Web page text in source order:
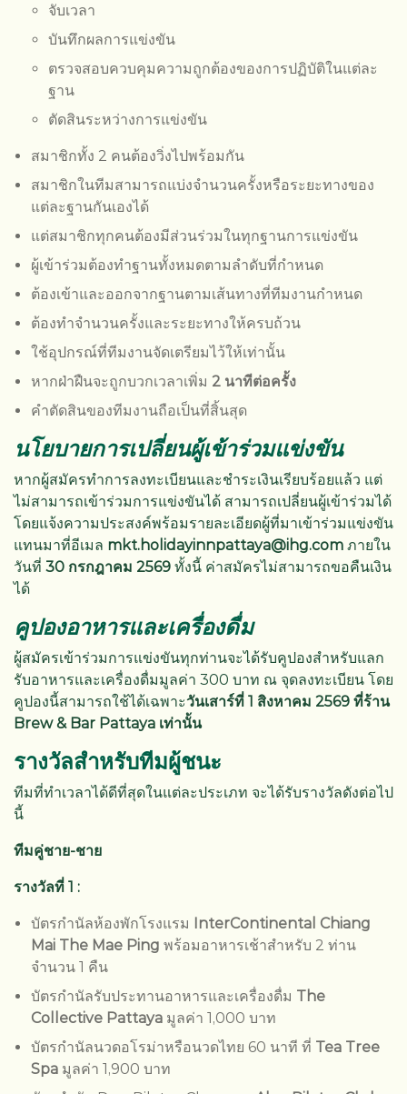
จับเวลา
บันทึกผลการแข่งขัน
ตรวจสอบควบคุมความถูกต้องของการปฏิบัติในแต่ละ
ฐาน
ตัดสินระหว่างการแข่งขัน
สมาชิกทั้ง 2 คนต้องวิ่งไปพร้อมกัน
สมาชิกในทีมสามารถแบ่งจำนวนครั้งหรือระยะทางของ
แต่ละฐานกันเองได้
แต่สมาชิกทุกคนต้องมีส่วนร่วมในทุกฐานการแข่งขัน
ผู้เข้าร่วมต้องทำฐานทั้งหมดตามลำดับที่กำหนด
ต้องเข้าและออกจากฐานตามเส้นทางที่ทีมงานกำหนด
ต้องทำจำนวนครั้งและระยะทางให้ครบถ้วน
ใช้อุปกรณ์ที่ทีมงานจัดเตรียมไว้ให้เท่านั้น
หากฝ่าฝืนจะถูกบวกเวลาเพิ่ม2 นาทีต่อครั้ง
คำตัดสินของทีมงานถือเป็นที่สิ้นสุด
นโยบายการเปลี่ยนผู้เข้าร่วมแข่งขัน
หากผู้สมัครทำการลงทะเบียนและชำระเงินเรียบร้อยแล้ว แต่
ไม่สามารถเข้าร่วมการแข่งขันได้ สามารถเปลี่ยนผู้เข้าร่วมได้
โดยแจ้งความประสงค์พร้อมรายละเอียดผู้ที่มาเข้าร่วมแข่งขัน
แทนมาที่อีเมล mkt.holidayinnpattaya@ihg.com ภายใน
วันที่ 30 กรกฎาคม 2569 ทั้งนี้ ค่าสมัครไม่สามารถขอคืนเงิน
ได้
คูปองอาหารและเครื่องดื่ม
ผู้สมัครเข้าร่วมการแข่งขันทุกท่านจะได้รับคูปองสำหรับแลก
รับอาหารและเครื่องดื่มมูลค่า 300 บาท ณ จุดลงทะเบียน โดย
คูปองนี้สามารถใช้ได้เฉพาะวันเสาร์ที่ 1 สิงหาคม 2569 ที่ร้าน
Brew & Bar Pattaya เท่านั้น
รางวัลสำหรับทีมผู้ชนะ
ทีมที่ทำเวลาได้ดีที่สุดในแต่ละประเภท จะได้รับรางวัลดังต่อไป
นี้
ทีมคู่ชาย-ชาย
รางวัลที่ 1 :
บัตรกำนัลห้องพักโรงแรม InterContinental Chiang
Mai The Mae Ping พร้อมอาหารเช้าสำหรับ 2 ท่าน
จำนวน 1 คืน
บัตรกำนัลรับประทานอาหารและเครื่องดื่ม The
Collective Pattaya มูลค่า 1,000 บาท
บัตรกำนัลนวดอโรม่าหรือนวดไทย 60 นาที ที่ Tea Tree
Spa มูลค่า 1,900 บาท